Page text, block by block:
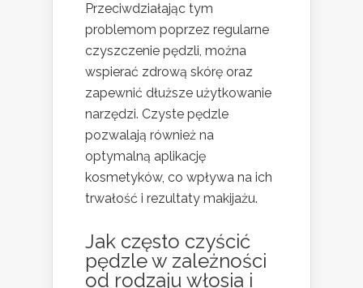
Przeciwdziałając tym
problemom poprzez regularne
czyszczenie pędzli, można
wspierać zdrową skórę oraz
zapewnić dłuższe użytkowanie
narzędzi. Czyste pędzle
pozwalają również na
optymalną aplikację
kosmetyków, co wpływa na ich
trwałość i rezultaty makijażu.
Jak często czyścić
pędzle w zależności
od rodzaju włosia i